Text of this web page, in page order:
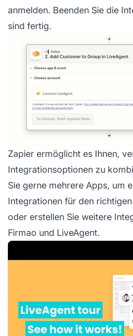
anmelden. Beenden Sie die
sind fertig.
Zapier ermöglicht es Ihnen,
Integrationsoptionen zu
Sie gerne mehrere Apps, um
Integrationen für den
oder erstellen Sie weitere
Firmao und LiveAgent.